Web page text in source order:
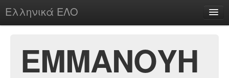
Ελληνικά ΕΛΟ
ΕΜΜΑΝΟΥΗ